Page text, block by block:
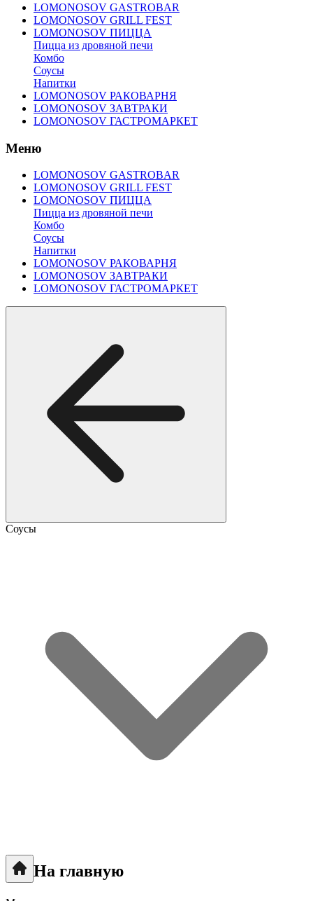
LOMONOSOV GASTROBAR
LOMONOSOV GRILL FEST
LOMONOSOV ПИЦЦА
Пицца из дровяной печи
Комбо
Соусы
Напитки
LOMONOSOV РАКОВАРНЯ
LOMONOSOV ЗАВТРАКИ
LOMONOSOV ГАСТРОМАРКЕТ
Меню
LOMONOSOV GASTROBAR
LOMONOSOV GRILL FEST
LOMONOSOV ПИЦЦА
Пицца из дровяной печи
Комбо
Соусы
Напитки
LOMONOSOV РАКОВАРНЯ
LOMONOSOV ЗАВТРАКИ
LOMONOSOV ГАСТРОМАРКЕТ
Соусы
На главную